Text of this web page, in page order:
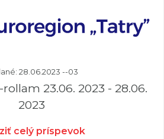
28.06.2023 --03
23.06. 2023 - 28.06.
2023
celý príspevok